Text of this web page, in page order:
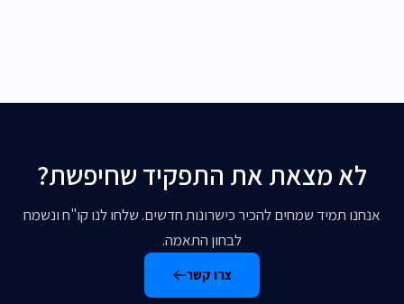
לא מצאת את התפקיד שחיפשת?
אנחנו תמיד שמחים להכיר כישרונות חדשים. שלחו לנו קו"ח ונשמח
לבחון התאמה.
צרו קשר